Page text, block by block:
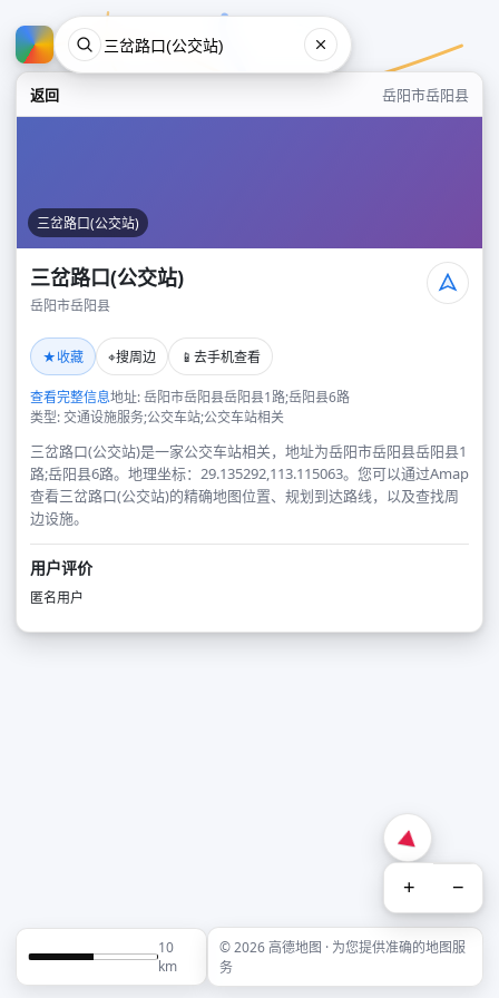
返回 岳阳市岳阳县
三岔路口(公交站)
三岔路口(公交站)
岳阳市岳阳县
★收藏 ⌖搜周边 📱 去手机查看
查看完整信息地址: 岳阳市岳阳县岳阳县1路;岳阳县6路
类型: 交通设施服务;公交车站;公交车站相关
三岔路口(公交站)是一家公交车站相关，地址为岳阳市岳阳县岳阳县1
路;岳阳县6路。地理坐标：29.135292,113.115063。您可以通过Amap
查看三岔路口(公交站)的精确地图位置、规划到达路线，以及查找周
边设施。
用户评价
匿名用户
+ −
10
km
© 2026 高德地图 · 为您提供准确的地图服
务